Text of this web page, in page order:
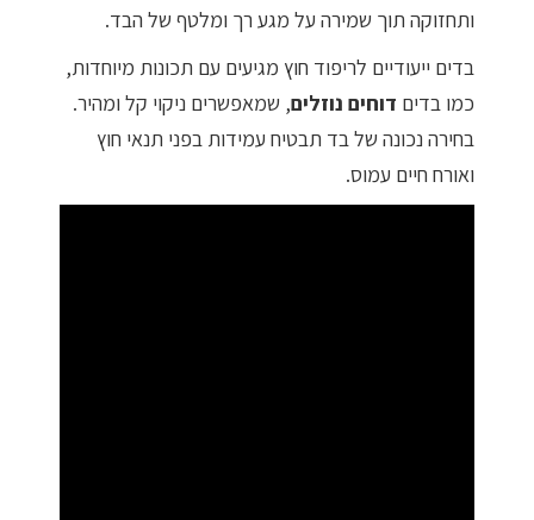
ותחזוקה תוך שמירה על מגע רך ומלטף של הבד.
בדים ייעודיים לריפוד חוץ מגיעים עם תכונות מיוחדות,
כמו בדים דוחים נוזלים, שמאפשרים ניקוי קל ומהיר.
בחירה נכונה של בד תבטיח עמידות בפני תנאי חוץ
ואורח חיים עמוס.